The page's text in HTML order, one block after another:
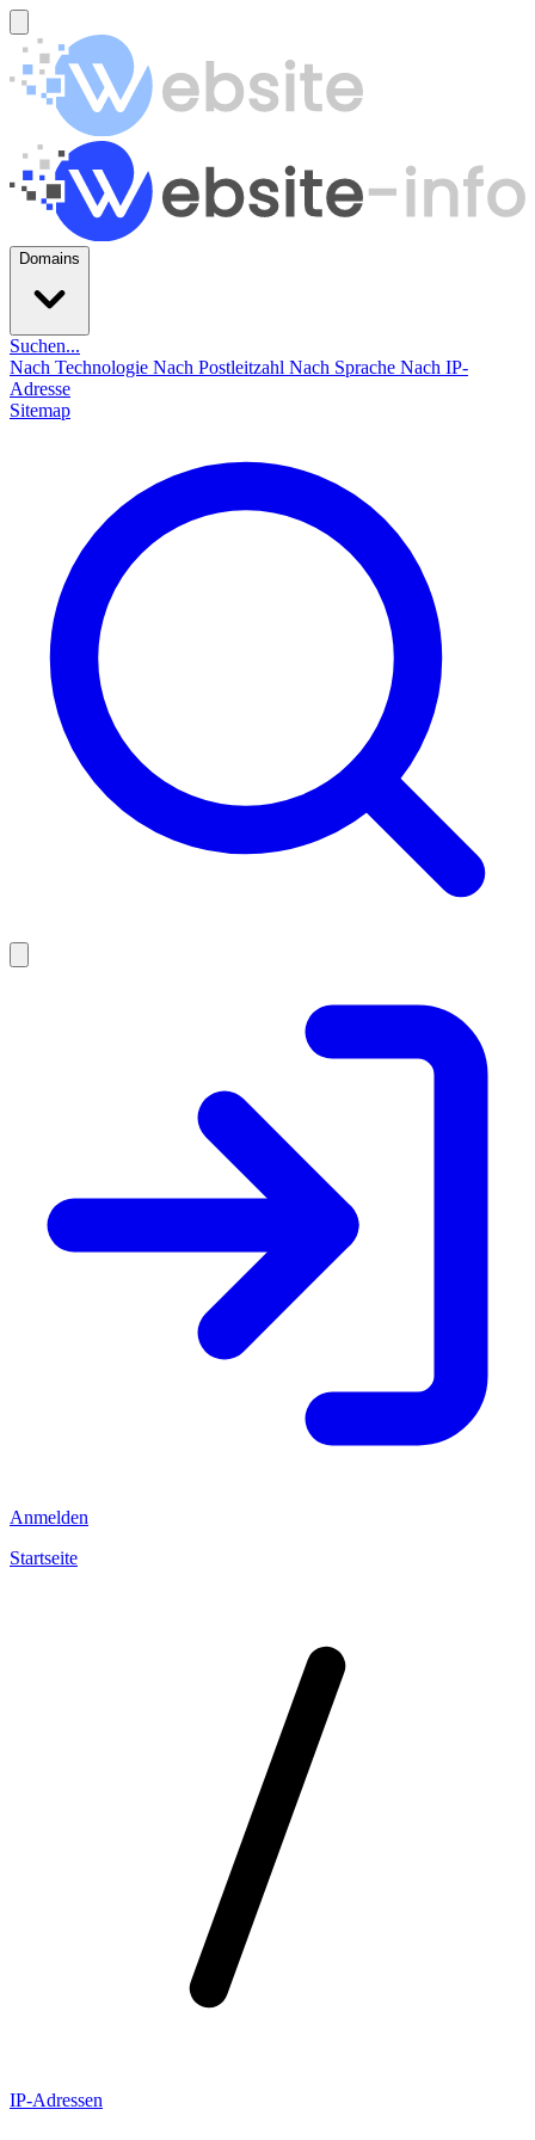
Domains
Suchen...
Nach Technologie Nach Postleitzahl Nach Sprache Nach IP-
Adresse
Sitemap
Anmelden
Startseite
IP-Adressen